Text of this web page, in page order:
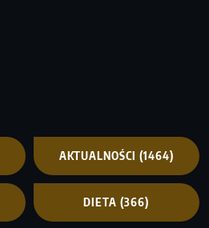
AKTUALNOŚCI (1464)
DIETA (366)